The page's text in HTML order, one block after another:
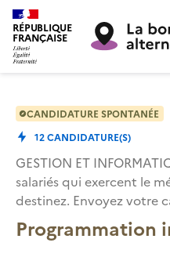
RÉPUBLIQUE
FRANÇAISE
CANDIDATURE SPONTANÉE
12CANDIDATURE(S)
GESTION ET
salariés qui exercent le
destinez. Envoyez votre
Programmation